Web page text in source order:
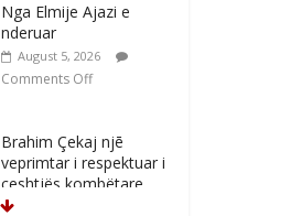
Nga Elmije Ajazi e
nderuar
August 5, 2026
Comments Off
Brahim Çekaj njē
veprimtar i respektuar i
çeshtjës kombëtare